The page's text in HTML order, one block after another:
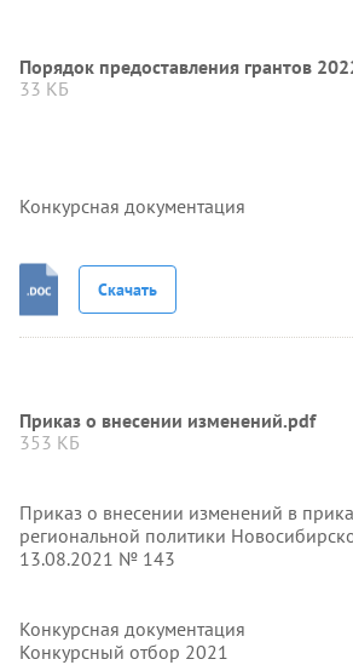
Порядок предоставления грантов
33 КБ
Конкурсная документация
Скачать
Приказ о внесении изменений.pdf
353 КБ
Приказ о внесении изменений в
региональной политики
13.08.2021 № 143
Конкурсная документация
Конкурсный отбор 2021